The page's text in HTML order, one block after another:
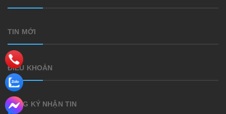
TIN MỚI
ĐIỀU KHOẢN
ĐĂNG KÝ NHẬN TIN